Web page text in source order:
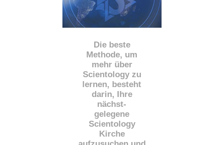
Die beste
Methode, um
mehr über
Scientology zu
lernen, besteht
darin, Ihre
nächst-
gelegene
Scientology
Kirche